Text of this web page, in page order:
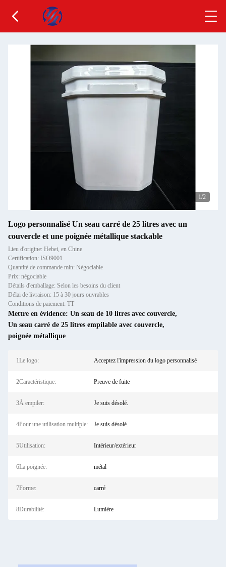
1/2
Logo personnalisé Un seau carré de 25 litres avec un
couvercle et une poignée métallique stackable
Lieu d'origine: Hebei, en Chine
Certification: ISO9001
Quantité de commande min: Négociable
Prix: négociable
Détails d'emballage: Selon les besoins du client
Délai de livraison: 15 à 30 jours ouvrables
Conditions de paiement: TT
Mettre en évidence: Un seau de 10 litres avec couvercle,
Un seau carré de 25 litres empilable avec couvercle,
poignée métallique
1Le logo: Acceptez l'impression du logo personnalisé
2Caractéristique: Preuve de fuite
3À empiler: Je suis désolé.
4Pour une utilisation multiple: Je suis désolé.
5Utilisation: Intérieur/extérieur
6La poignée: métal
7Forme: carré
8Durabilité: Lumière